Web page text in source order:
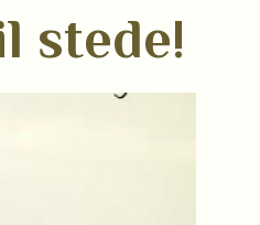
stede!